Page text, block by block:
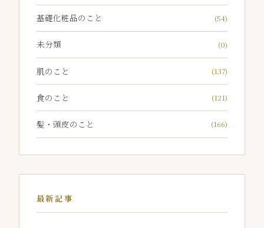
基礎化粧品のこと (54)
未分類 (0)
肌のこと (137)
食のこと (121)
髪・頭皮のこと (166)
最新記事